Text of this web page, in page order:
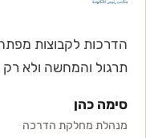
הדרכות לקבוצות
תרגול והמחשה ולא
סימה כהן
מנהלת מחלקת הדרכה